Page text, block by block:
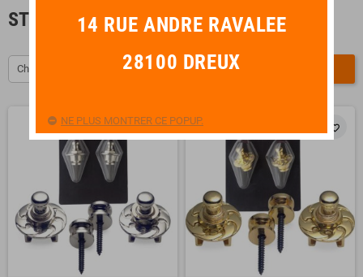
STRAPLOCK & ATTACHE
Choisir
favorite_border favorite_border
14 RUE ANDRE RAVALEE
28100 DREUX
NE PLUS MONTRER CE POPUP.